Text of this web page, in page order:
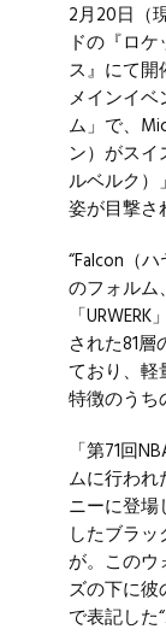
2月20日（
ドの『ロ
ス』にて開
メインイベ
ム」で、
ン）がス
ルベルク）
姿が目撃さ
“Falcon（
のフォルム
「
された81
ており、軽
特徴のうち
「第71回
ムに行われ
ニーに登場
したブラ
が。このウ
ズの下に彼
で表記した